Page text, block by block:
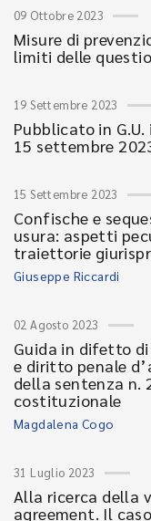
09 Ottobre 2023
Misure di
limiti delle
19 Settembre 2023
Pubblicato in
15 settembre
15 Settembre 2023
Confische e
usura: aspetti
traiettorie
Giuseppe Riccardi
02 Agosto 2023
Guida in difetto
e diritto penale
della sentenza n.
costituzionale
Magdalena Cogo
31 Luglio 2023
Alla ricerca della
agreement. Il